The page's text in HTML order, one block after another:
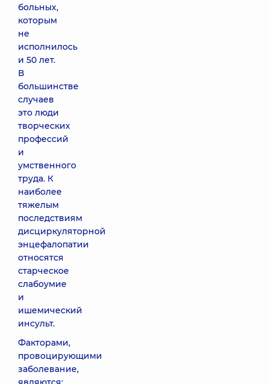
больных,
которым
не
исполнилось
и 50 лет.
В
большинстве
случаев
это люди
творческих
профессий
и
умственного
труда. К
наиболее
тяжелым
последствиям
дисциркуляторной
энцефалопатии
относятся
старческое
слабоумие
и
ишемический
инсульт.
Факторами,
провоцирующими
заболевание,